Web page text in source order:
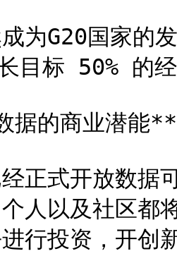
为G20国家的
目标 50% 的
据的商业潜能**
正式开放数据
人以及社区都
行投资，开创